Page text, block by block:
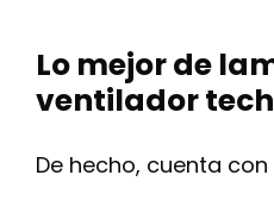
Lo mejor de
ventilador
De hecho, cuenta